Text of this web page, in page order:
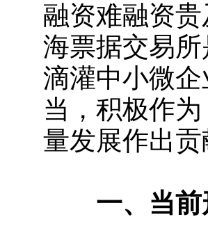
融资难融资
海票据交易
滴灌中小微
当，积极作
量发展作出贡
一、当